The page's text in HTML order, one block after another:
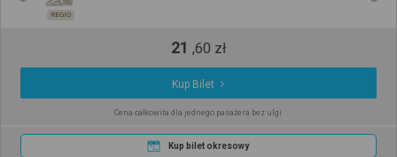
REGIO
21 ,60 zł
Kup Bilet
Cena całkowita dla jednego pasażera bez ulgi
Kup bilet okresowy